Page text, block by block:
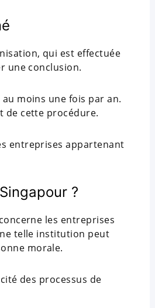
qui est effectuée
une conclusion.
moins une fois par an.
de cette procédure.
entreprises appartenant
?
les entreprises
telle institution peut
morale.
des processus de